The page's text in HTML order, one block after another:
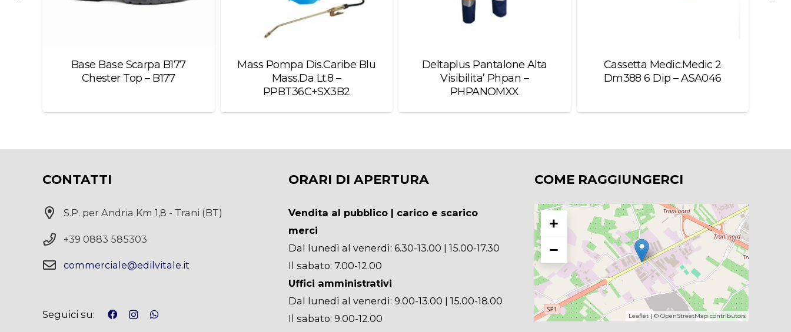
Base Base Scarpa B177
Chester Top – B177
Mass Pompa Dis.Caribe Blu
Mass.Da Lt.8 –
PPBT36C+SX3B2
Deltaplus Pantalone Alta
Visibilita’ Phpan –
PHPANOMXX
Cassetta Medic.Medic 2
Dm388 6 Dip – ASA046
CONTATTI
S.P. per Andria Km 1,8 - Trani (BT)
+39 0883 585303
commerciale@edilvitale.it
Seguici su:
ORARI DI APERTURA
Vendita al pubblico | carico e scarico
merci
Dal lunedì al venerdì: 6.30-13.00 | 15.00-17.30
Il sabato: 7.00-12.00
Uffici amministrativi
Dal lunedì al venerdì: 9.00-13.00 | 15.00-18.00
Il sabato: 9.00-12.00
COME RAGGIUNGERCI
+
−
Leaflet| © OpenStreetMapcontributors